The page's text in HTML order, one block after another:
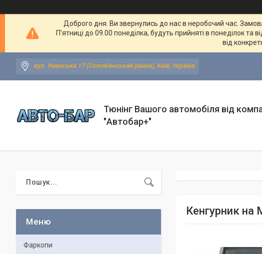
Доброго дня. Ви звернулись до нас в неробочий час.
П'ятниці до 09.00 понеділка, будуть прийняті в понеділок та
від
вул. Уманська 17 (Солом'янський район), Київ, Україна
Тюнінг Вашого автомобіля від
"Автобар+"
Кенгурник на
Фаркопи